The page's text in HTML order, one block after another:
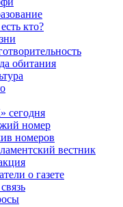
кто?
обитания
сегодня
номер
номеров
вестник
о газете